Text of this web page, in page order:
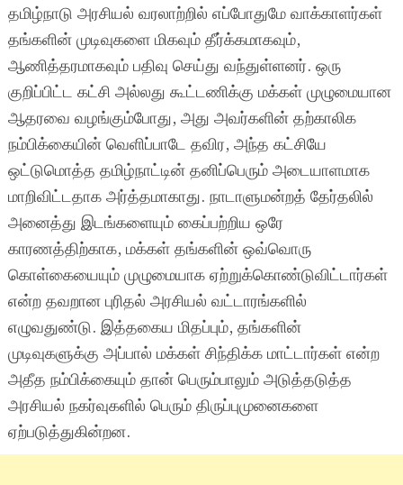
தமிழ்நாடு அரசியல் வரலாற்றில் எப்போதுமே வாக்காளர்கள்
தங்களின் முடிவுகளை மிகவும் தீர்க்கமாகவும்,
ஆணித்தரமாகவும் பதிவு செய்து வந்துள்ளனர். ஒரு
குறிப்பிட்ட கட்சி அல்லது கூட்டணிக்கு மக்கள் முழுமையான
ஆதரவை வழங்கும்போது, அது அவர்களின் தற்காலிக
நம்பிக்கையின் வெளிப்பாடே தவிர, அந்த கட்சியே
ஒட்டுமொத்த தமிழ்நாட்டின் தனிப்பெரும் அடையாளமாக
மாறிவிட்டதாக அர்த்தமாகாது. நாடாளுமன்றத் தேர்தலில்
அனைத்து இடங்களையும் கைப்பற்றிய ஒரே
காரணத்திற்காக, மக்கள் தங்களின் ஒவ்வொரு
கொள்கையையும் முழுமையாக ஏற்றுக்கொண்டுவிட்டார்கள்
என்ற தவறான புரிதல் அரசியல் வட்டாரங்களில்
எழுவதுண்டு. இத்தகைய மிதப்பும், தங்களின்
முடிவுகளுக்கு அப்பால் மக்கள் சிந்திக்க மாட்டார்கள் என்ற
அதீத நம்பிக்கையும் தான் பெரும்பாலும் அடுத்தடுத்த
அரசியல் நகர்வுகளில் பெரும் திருப்புமுனைகளை
ஏற்படுத்துகின்றன.